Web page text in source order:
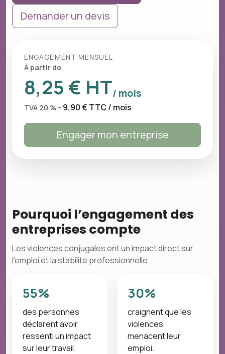
Demander un devis
ENGAGEMENT MENSUEL
À partir de
8,25 € HT/ mois
TVA 20 % - 9,90 € TTC / mois
Engager mon entreprise
Pourquoi l’engagement des
entreprises compte
Les violences conjugales ont un impact direct sur
l’emploi et la stabilité professionnelle.
55%
des personnes
déclarent avoir
ressenti un impact
sur leur travail.
30%
craignent que les
violences
menacent leur
emploi.